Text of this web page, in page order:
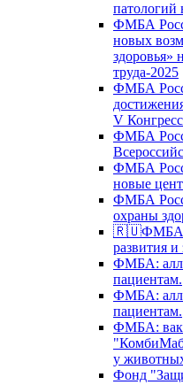
патологий
ФМБА
новых
здоровья»
труда-2025
ФМБА
V
ФМБА
ФМБА
новые
ФМБА
охраны
🇷🇺ФМБА
развития
ФМБА:
пациентам.
ФМБА:
пациентам.
ФМБА:
у
Фонд